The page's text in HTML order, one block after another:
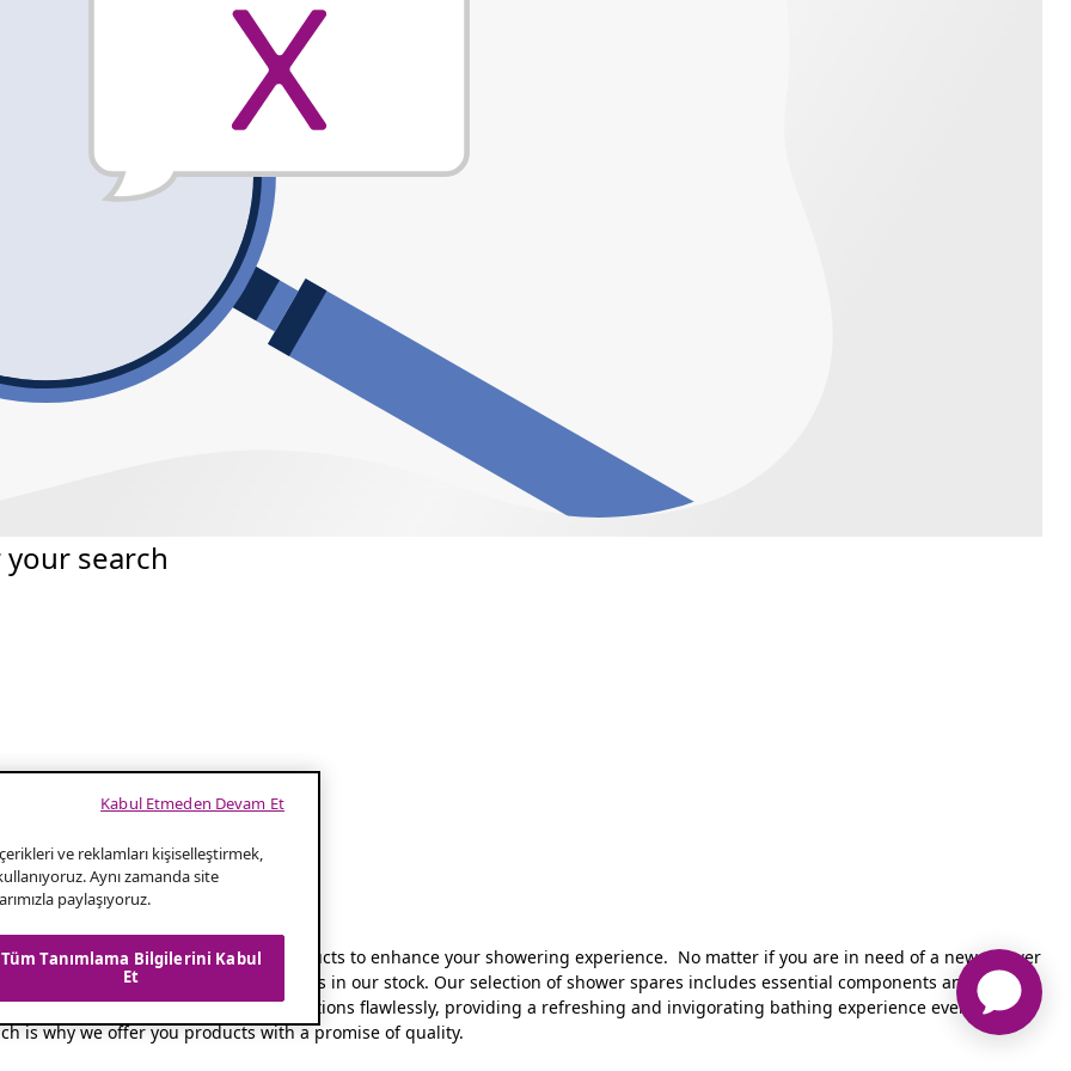
search
offer a comprehensive range of products to enhance your showering experience. No matter if you are in need of a new shower
to find multiple different options in our stock. Our selection of shower spares includes essential components and spare
spares ensure that your shower functions flawlessly, providing a refreshing and invigorating bathing experience every time.
is why we offer you products with a promise of quality.
ve reklamları kişiselleştirmek,
Aynı zamanda site
paylaşıyoruz.
Tüm Tanımlama Bilgilerini Kabul
Et
Kabul Etmeden Devam Et